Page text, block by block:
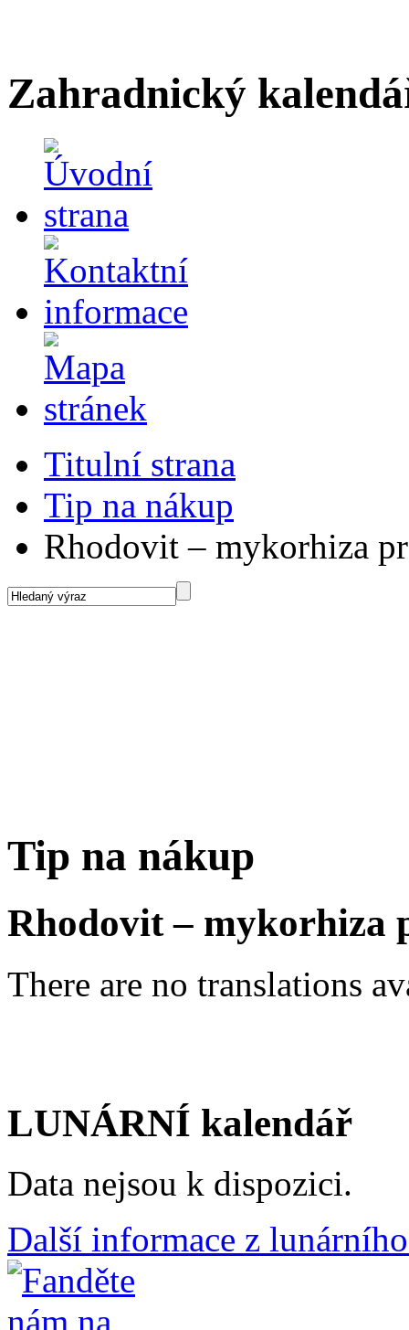
Zahradnický
Titulní strana
Tip na nákup
Rhodovit – mykorhiza
Tip na nákup
Rhodovit – mykorhiza
There are no translations
LUNÁRNÍ kalendář
Data nejsou k dispozici.
Další informace z